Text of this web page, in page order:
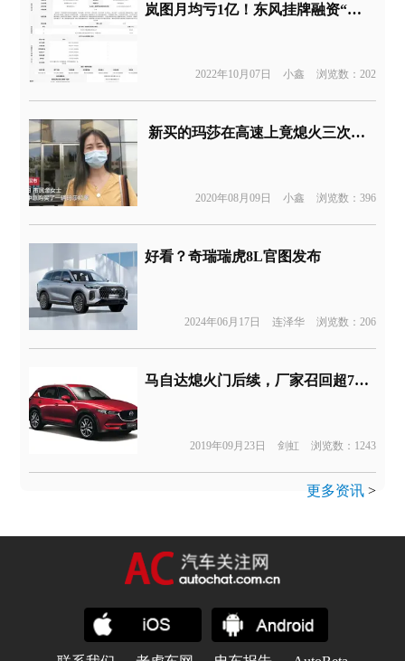
岚图月均亏1亿！东风挂牌融资“输血”
2022年10月07日 小鑫 浏览数：202
新买的玛莎在高速上竟熄火三次，还被检出67处故障
2020年08月09日 小鑫 浏览数：396
好看？奇瑞瑞虎8L官图发布
2024年06月17日 连泽华 浏览数：206
马自达熄火门后续，厂家召回超7万台CX-5更换燃油泵芯
2019年09月23日 剑虹 浏览数：1243
更多资讯>